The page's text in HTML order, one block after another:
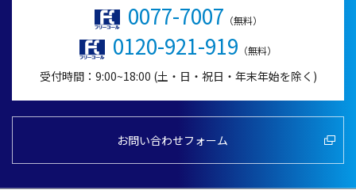
0077-7007 （無料）
0120-921-919 （無料）
受付時間：9:00~18:00 (土・日・祝日・年末年始を除く)
お問い合わせフォーム